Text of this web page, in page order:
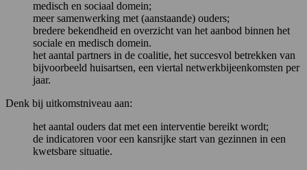
medisch en sociaal domein;
meer samenwerking met (aanstaande) ouders;
bredere bekendheid en overzicht van het aanbod binnen het
sociale en medisch domein.
het aantal partners in de coalitie, het succesvol betrekken van
bijvoorbeeld huisartsen, een viertal netwerkbijeenkomsten per
jaar.
Denk bij uitkomstniveau aan:
het aantal ouders dat met een interventie bereikt wordt;
de indicatoren voor een kansrijke start van gezinnen in een
kwetsbare situatie.